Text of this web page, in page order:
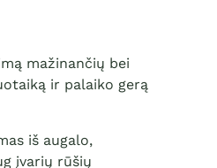
mažinančių bei
ir palaiko gerą
iš augalo,
įvarių rūšių